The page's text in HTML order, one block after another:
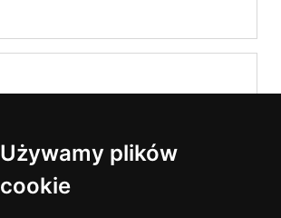
Używamy plików
cookie